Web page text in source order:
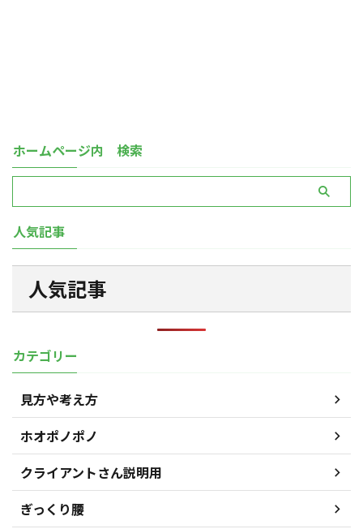
ホームページ内 検索
人気記事
人気記事
カテゴリー
見方や考え方
ホオポノポノ
クライアントさん説明用
ぎっくり腰